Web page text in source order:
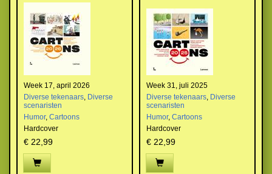
Week 17, april 2026
Diverse tekenaars, Diverse
scenaristen
Humor, Cartoons
Hardcover
€ 22,99
Week 31, juli 2025
Diverse tekenaars, Diverse
scenaristen
Humor, Cartoons
Hardcover
€ 22,99